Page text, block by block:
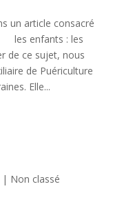
un article consacré
les enfants : les
de ce sujet, nous
de Puériculture
Elle...
| Non classé